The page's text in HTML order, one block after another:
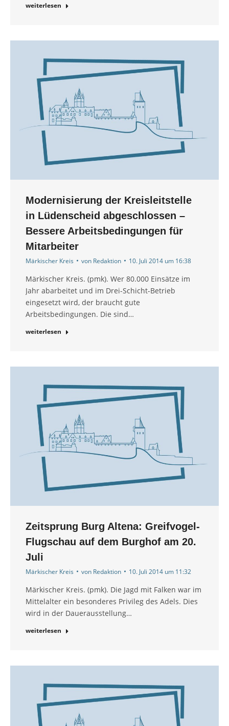
weiterlesen
Modernisierung der Kreisleitstelle
in Lüdenscheid abgeschlossen –
Bessere Arbeitsbedingungen für
Mitarbeiter
Märkischer Kreis von Redaktion 10. Juli 2014 um 16:38
Märkischer Kreis. (pmk). Wer 80.000 Einsätze im
Jahr abarbeitet und im Drei-Schicht-Betrieb
eingesetzt wird, der braucht gute
Arbeitsbedingungen. Die sind…
weiterlesen
Zeitsprung Burg Altena: Greifvogel-
Flugschau auf dem Burghof am 20.
Juli
Märkischer Kreis von Redaktion 10. Juli 2014 um 11:32
Märkischer Kreis. (pmk). Die Jagd mit Falken war im
Mittelalter ein besonderes Privileg des Adels. Dies
wird in der Dauerausstellung…
weiterlesen